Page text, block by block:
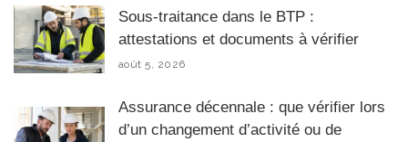
Sous-traitance dans le BTP :
attestations et documents à vérifier
août 5, 2026
Assurance décennale : que vérifier lors
d’un changement d’activité ou de